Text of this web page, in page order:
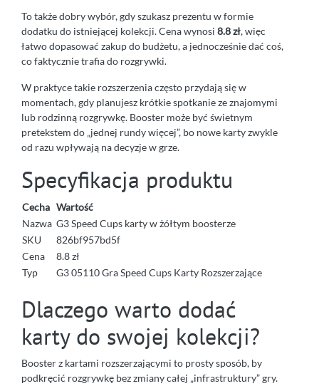
To także dobry wybór, gdy szukasz prezentu w formie
dodatku do istniejącej kolekcji. Cena wynosi 8.8 zł, więc
łatwo dopasować zakup do budżetu, a jednocześnie dać coś,
co faktycznie trafia do rozgrywki.
W praktyce takie rozszerzenia często przydają się w
momentach, gdy planujesz krótkie spotkanie ze znajomymi
lub rodzinną rozgrywkę. Booster może być świetnym
pretekstem do „jednej rundy więcej”, bo nowe karty zwykle
od razu wpływają na decyzje w grze.
Specyfikacja produktu
Cecha Wartość
Nazwa G3 Speed Cups karty w żółtym boosterze
SKU
826bf957bd5f
Cena
8.8 zł
Typ
G3 05110 Gra Speed Cups Karty Rozszerzające
Dlaczego warto dodać
karty do swojej kolekcji?
Booster z kartami rozszerzającymi to prosty sposób, by
podkręcić rozgrywkę bez zmiany całej „infrastruktury” gry.